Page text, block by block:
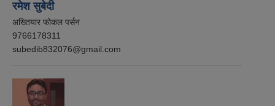
रमेश सुबेदी
अख्तियार फोकल पर्सन
9766178311
subedib832076@gmail.com